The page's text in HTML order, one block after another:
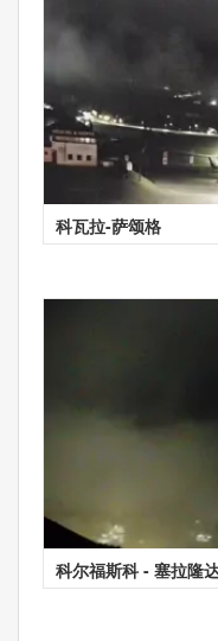
科瓦拉-萨颂格
科尔福斯科 - 塞拉隆